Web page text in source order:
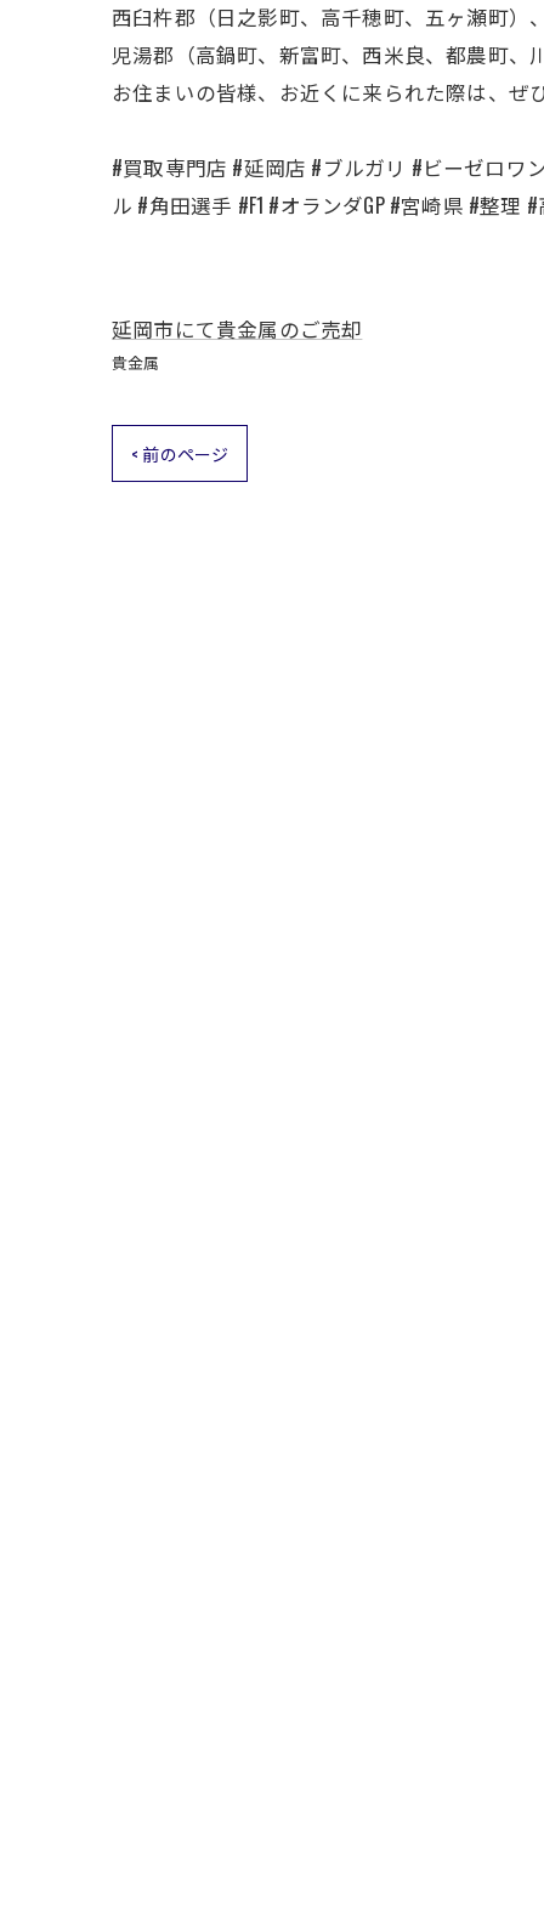
西臼杵郡（日之影町、高千穂町、五ヶ瀬町）
児湯郡（高鍋町、新富町、西米良、都農町
お住まいの皆様、お近くに来られた際は、ぜ
#買取専門店 #延岡店 #ブルガリ #ビーゼロワ
ル #角田選手 #F1 #オランダGP #宮崎県 #整
延岡市にて貴金属のご売却
貴金属
< 前のページ